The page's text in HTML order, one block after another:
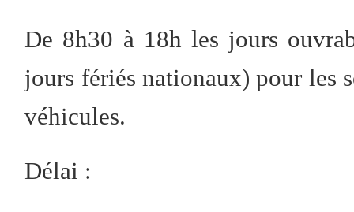
De 8h30 à 18h les jours
jours fériés nationaux) pour les
véhicules.
Délai :